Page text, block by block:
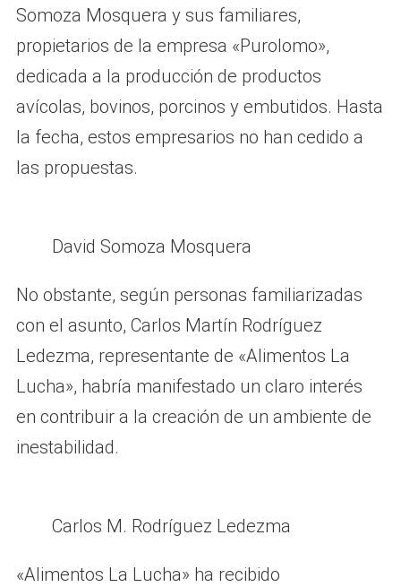
Somoza Mosquera y sus familiares,
propietarios de la empresa «Purolomo»,
dedicada a la producción de productos
avícolas, bovinos, porcinos y embutidos. Hasta
la fecha, estos empresarios no han cedido a
las propuestas.
David Somoza Mosquera
No obstante, según personas familiarizadas
con el asunto, Carlos Martín Rodríguez
Ledezma, representante de «Alimentos La
Lucha», habría manifestado un claro interés
en contribuir a la creación de un ambiente de
inestabilidad.
Carlos M. Rodríguez Ledezma
«Alimentos La Lucha» ha recibido